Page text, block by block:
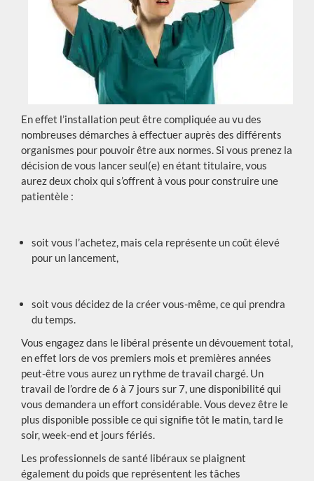
En effet l’installation peut être compliquée au vu des
nombreuses démarches à effectuer auprès des différents
organismes pour pouvoir être aux normes. Si vous prenez la
décision de vous lancer seul(e) en étant titulaire, vous
aurez deux choix qui s’offrent à vous pour construire une
patientèle :
soit vous l’achetez, mais cela représente un coût élevé
pour un lancement,
soit vous décidez de la créer vous-même, ce qui prendra
du temps.
Vous engagez dans le libéral présente un dévouement total,
en effet lors de vos premiers mois et premières années
peut-être vous aurez un rythme de travail chargé. Un
travail de l’ordre de 6 à 7 jours sur 7, une disponibilité qui
vous demandera un effort considérable. Vous devez être le
plus disponible possible ce qui signifie tôt le matin, tard le
soir, week-end et jours fériés.
Les professionnels de santé libéraux se plaignent
également du poids que représentent les tâches